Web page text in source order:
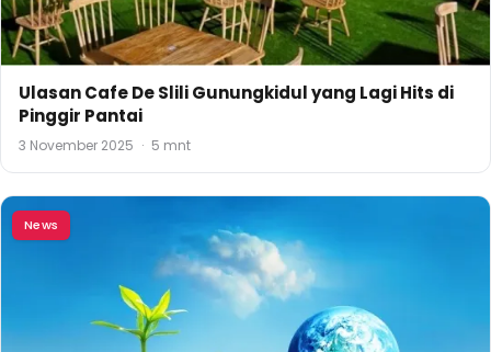
Ulasan Cafe De Slili Gunungkidul yang Lagi Hits di
Pinggir Pantai
3 November 2025 · 5 mnt
News